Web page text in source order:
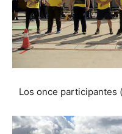
Los once participantes